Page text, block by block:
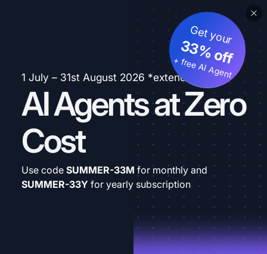
1 July – 31st August 2026 *extended
AI Agents at Zero
Cost
Get your
33% off
+ free AI Agent
Use code SUMMER-33M for monthly and
SUMMER-33Y for yearly subscription